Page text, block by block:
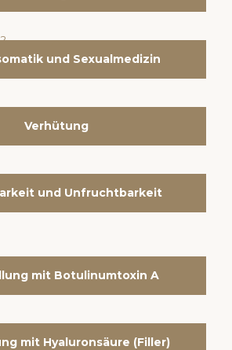
und Sexualmedizin
Verhütung
und Unfruchtbarkeit
mit Botulinumtoxin A
mit Hyaluronsäure (Filler)